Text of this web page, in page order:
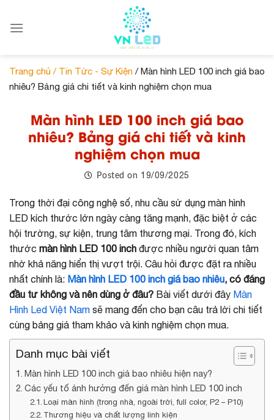
Trang chủ / Tin Tức - Sự Kiện / Màn hình LED 100 inch giá bao
nhiêu? Bảng giá chi tiết và kinh nghiệm chọn mua
Màn hình LED 100 inch giá bao
nhiêu? Bảng giá chi tiết và kinh
nghiệm chọn mua
Posted on 19/09/2025
Trong thời đại công nghệ số, nhu cầu sử dụng màn hình
LED kích thước lớn ngày càng tăng mạnh, đặc biệt ở các
hội trường, sự kiện, trung tâm thương mại. Trong đó, kích
thước màn hình LED 100 inch được nhiều người quan tâm
nhờ khả năng hiển thị vượt trội. Câu hỏi được đặt ra nhiều
nhất chính là: Màn hình LED 100 inch giá bao nhiêu, có đáng
đầu tư không và nên dùng ở đâu? Bài viết dưới đây Màn
Hình Led Việt Nam sẽ mang đến cho bạn câu trả lời chi tiết
cùng bảng giá tham khảo và kinh nghiệm chọn mua.
Danh mục bài viết
Màn hình LED 100 inch giá bao nhiêu hiện nay?
Các yếu tố ảnh hưởng đến giá màn hình LED 100 inch
Loại màn hình (trong nhà, ngoài trời, full color, P2 – P10)
Thương hiệu và chất lượng linh kiện